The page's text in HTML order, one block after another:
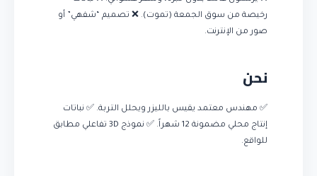
رخيصة من سوق الجمعة (تموت). ❌ تصميم “شفهي” أو
صور من الإنترنت.
نحن
✅ مهندس معتمد يقيس بالليزر ويحلل التربة. ✅ نباتات
إنتاج محلي مضمونة 12 شهراً. ✅ نموذج 3D تفاعلي مطابق
للواقع.